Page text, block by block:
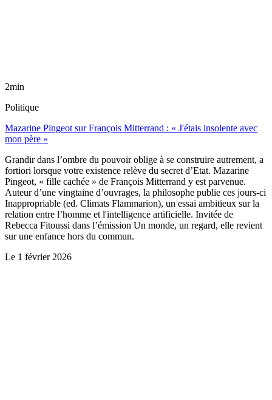
2min
Politique
Mazarine Pingeot sur François Mitterrand : « J'étais insolente avec
mon père »
Grandir dans l’ombre du pouvoir oblige à se construire autrement, a
fortiori lorsque votre existence relève du secret d’Etat. Mazarine
Pingeot, « fille cachée » de François Mitterrand y est parvenue.
Auteur d’une vingtaine d’ouvrages, la philosophe publie ces jours-ci
Inappropriable (ed. Climats Flammarion), un essai ambitieux sur la
relation entre l’homme et l'intelligence artificielle. Invitée de
Rebecca Fitoussi dans l’émission Un monde, un regard, elle revient
sur une enfance hors du commun.
Le 1 février 2026